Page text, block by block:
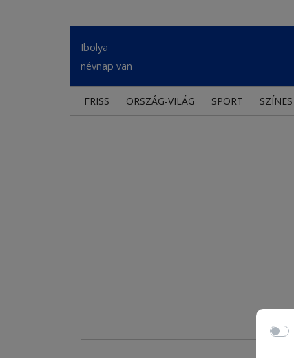
Ibolya
névnap van
FRISS ORSZÁG-VILÁG SPORT SZÍNES